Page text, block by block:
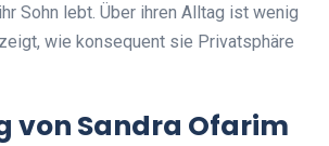
Sohn lebt. Über ihren Alltag ist wenig
wie konsequent sie Privatsphäre
von Sandra Ofarim